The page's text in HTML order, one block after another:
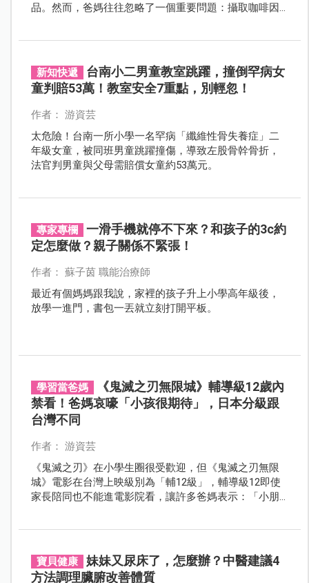
品。然而，爸媽往往忽略了一個重要問題：攝取咖啡因
新知快遞
台南小二男童教室跳躍，撞倒罕病女
童判賠53萬！教室安全7重點，別輕忽！
作者： 游資芸
太危險！台南一所小學一名罕病「纖維性骨失養症」二
年級女童，被同班男童跳躍撞傷，導致左股骨幹骨折，
法官判男童與父母需賠償女童約53萬元。
專家專欄
一滑手機就停不下來？和孩子的3c約
定怎麼做？親子關係不緊張！
作者： 蘇子茵 職能治療師
最近有個媽媽跟我說，家裡的孩子升上小學高年級後，
放學一進門，書包一丟就立刻打開平板。
學習當爸媽
《鬼滅之刃無限城》輔導級12歲內
禁看！爸媽哀嚎「小孩很期待」，日本分級跟
台灣不同
作者： 游資芸
《鬼滅之刃》在小學生圈很受歡迎，但《鬼滅之刃無限
城》電影在台灣上映級別為「輔12級」，輔導級12即使
家長陪同也不能進電影院看，讓許多爸媽表示：「小朋
寶貝健康
妹妹又尿床了，怎麼辦？中醫建議4
方法調理臟腑改善體質